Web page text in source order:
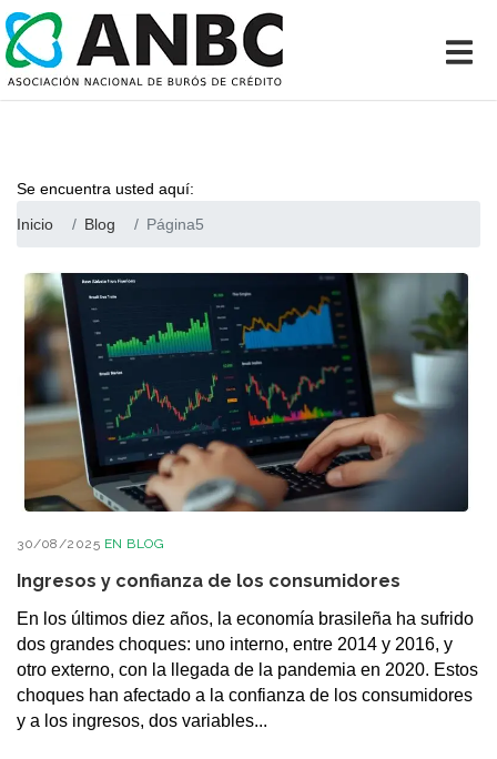
Se encuentra usted aquí:
Inicio
Blog Página5
30/08/2025 EN BLOG
Ingresos y confianza de los consumidores
En los últimos diez años, la economía brasileña ha sufrido
dos grandes choques: uno interno, entre 2014 y 2016, y
otro externo, con la llegada de la pandemia en 2020. Estos
choques han afectado a la confianza de los consumidores
y a los ingresos, dos variables...